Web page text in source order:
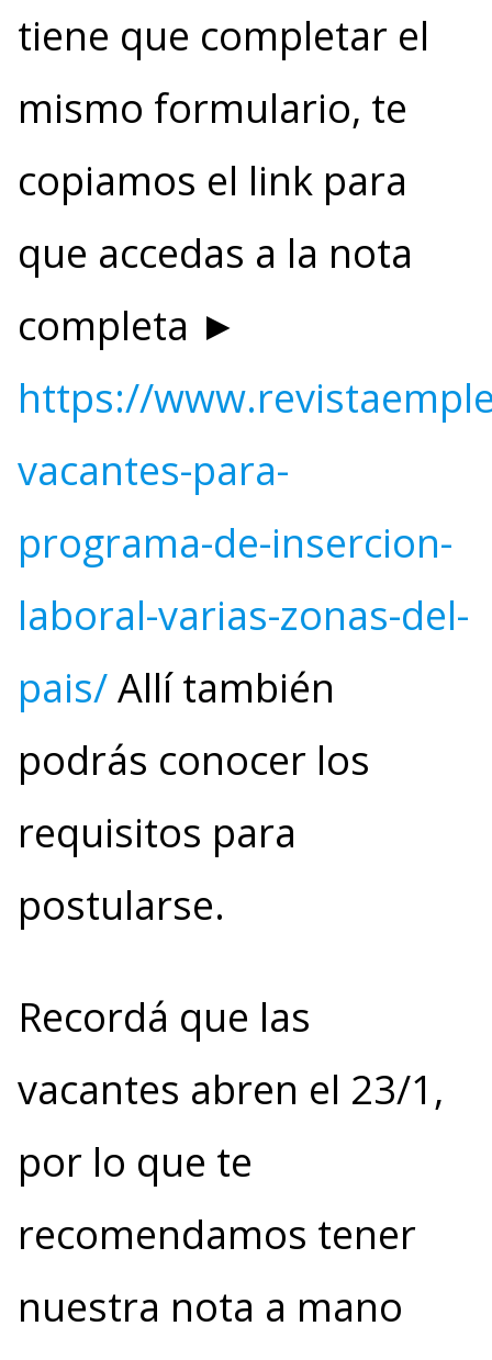
tiene que completar el
mismo formulario, te
copiamos el link para
que accedas a la nota
completa ►
https://
vacantes-para-
programa-de-insercion-
laboral-varias-zonas-del-
pais/Allí también
podrás conocer los
requisitos para
postularse.
Recordá que las
vacantes abren el 23/1,
por lo que te
recomendamos tener
nuestra nota a mano